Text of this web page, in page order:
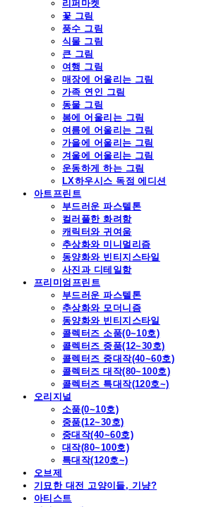
리퍼마켓
꽃 그림
풍수 그림
식물 그림
큰 그림
여행 그림
매장에 어울리는 그림
가족 연인 그림
동물 그림
봄에 어울리는 그림
여름에 어울리는 그림
가을에 어울리는 그림
겨울에 어울리는 그림
운동하게 하는 그림
LX하우시스 독점 에디션
아트프린트
부드러운 파스텔톤
컬러풀한 화려함
캐릭터와 귀여움
추상화와 미니멀리즘
동양화와 빈티지스타일
사진과 디테일함
프리미엄프린트
부드러운 파스텔톤
추상화와 모더니즘
동양화와 빈티지스타일
콜렉터즈 소품(0~10호)
콜렉터즈 중품(12~30호)
콜렉터즈 중대작(40~60호)
콜렉터즈 대작(80~100호)
콜렉터즈 특대작(120호~)
오리지널
소품(0~10호)
중품(12~30호)
중대작(40~60호)
대작(80~100호)
특대작(120호~)
오브제
기묘한 대전 고양이들, 기냥?
아티스트